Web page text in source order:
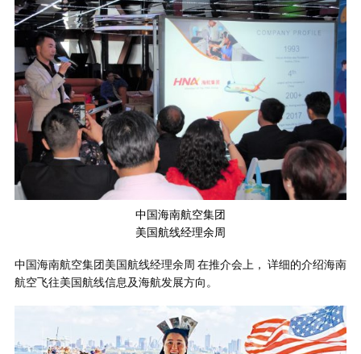
中国海南航空集团
美国航线经理余周
中国海南航空集团美国航线经理余周 在推介会上， 详细的介绍海南
航空飞往美国航线信息及海航发展方向。